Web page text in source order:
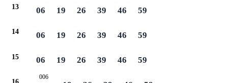
13 06 19 26 39 46 59
14 06 19 26 39 46 59
15 06 19 26 39 46 59
006